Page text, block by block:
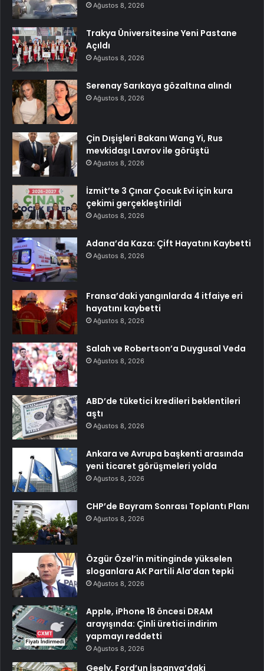
Ağustos 8, 2026
Trakya Üniversitesine Yeni Pastane
Açıldı
Ağustos 8, 2026
Serenay Sarıkaya gözaltına alındı
Ağustos 8, 2026
Çin Dışişleri Bakanı Wang Yi, Rus
mevkidaşı Lavrov ile görüştü
Ağustos 8, 2026
İzmit’te 3 Çınar Çocuk Evi için kura
çekimi gerçekleştirildi
Ağustos 8, 2026
Adana’da Kaza: Çift Hayatını Kaybetti
Ağustos 8, 2026
Fransa’daki yangınlarda 4 itfaiye eri
hayatını kaybetti
Ağustos 8, 2026
Salah ve Robertson’a Duygusal Veda
Ağustos 8, 2026
ABD’de tüketici kredileri beklentileri
aştı
Ağustos 8, 2026
Ankara ve Avrupa başkenti arasında
yeni ticaret görüşmeleri yolda
Ağustos 8, 2026
CHP’de Bayram Sonrası Toplantı Planı
Ağustos 8, 2026
Özgür Özel’in mitinginde yükselen
sloganlara AK Partili Ala’dan tepki
Ağustos 8, 2026
Apple, iPhone 18 öncesi DRAM
arayışında: Çinli üretici indirim
yapmayı reddetti
Ağustos 8, 2026
Geely, Ford’un İspanya’daki